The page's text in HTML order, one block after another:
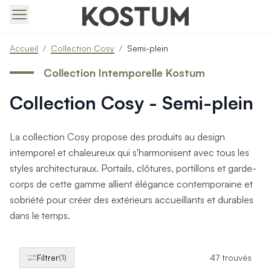
Produits > Portails > Portails contemporains
Produits > Portails > Portails traditionnels
Produits > Portails > Portails architectes
Produits > Portails > Portails avec décors
Produits > Portails > Portails économiques
Produits > Portails > Les ouvertures spéciales
Produits > Portillons > Tous nos portillons
Produits > Portillons > Portillons contemporains
Produits > Portillons > Portillons traditionnels
Produits > Portillons > Portillons architectes
Produits > Portillons > Portillons décoratifs
Produits > Clôtures > Toutes nos clôtures
Accueil / Collection Cosy / Semi-plein
Collection Cosy - Semi-plein
Collection Intemporelle Kostum
La collection Cosy propose des produits au design
intemporel et chaleureux qui s'harmonisent avec tous les
styles architecturaux. Portails, clôtures, portillons et garde-
corps de cette gamme allient élégance contemporaine et
sobriété pour créer des extérieurs accueillants et durables
dans le temps.
Filtrer(1) 47 trouvés